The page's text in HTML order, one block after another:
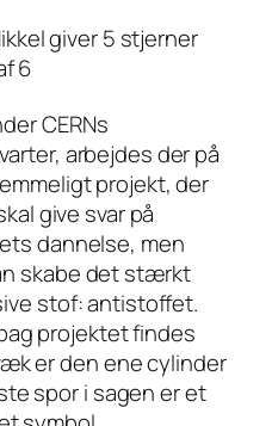
CERNs
arbejdes der på
projekt, der
give svar på
dannelse, men
skabe det stærkt
stof: antistoffet.
projektet findes
er den ene cylinder
spor i sagen er et